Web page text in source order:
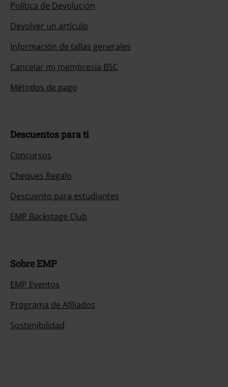
Política de Devolución
Devolver un artículo
Información de tallas generales
Cancelar mi membresía BSC
Métodos de pago
Descuentos para ti
Concursos
Cheques Regalo
Descuento para estudiantes
EMP Backstage Club
Sobre EMP
EMP Eventos
Programa de Afiliados
Sostenibilidad